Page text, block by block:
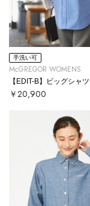
手洗い可
McGREGOR WOMENS
【EDIT-B】ビッグシャツ
￥20,900